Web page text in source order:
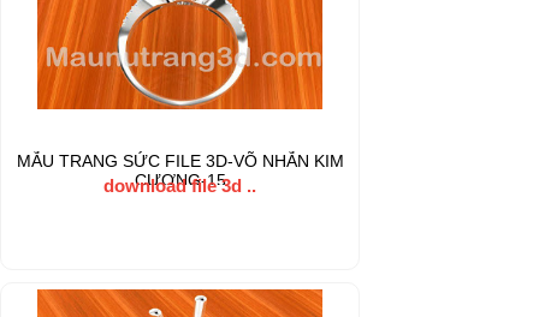
MẪU TRANG SỨC FILE 3D-VÕ NHẪN KIM
CƯƠNG-15
download file 3d ..